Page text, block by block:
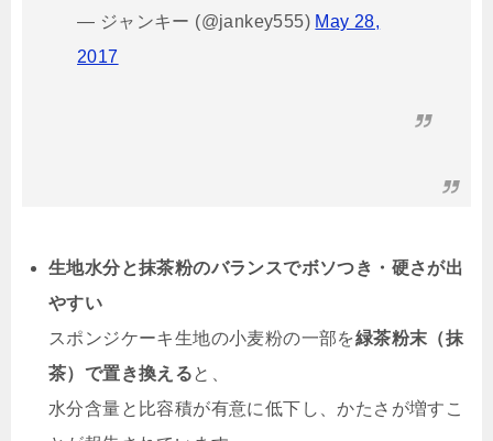
— ジャンキー (@jankey555) May 28,
2017
生地水分と抹茶粉のバランスでボソつき・硬さが出
やすい
スポンジケーキ生地の小麦粉の一部を緑茶粉末（抹
茶）で置き換えると、
水分含量と比容積が有意に低下し、かたさが増すこ